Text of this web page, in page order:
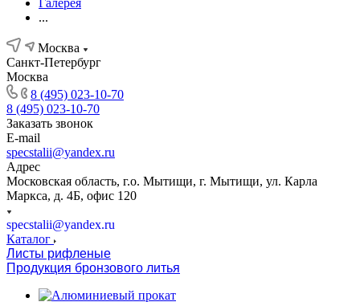
Галерея
...
Москва
Санкт-Петербург
Москва
8 (495) 023-10-70
8 (495) 023-10-70
Заказать звонок
E-mail
specstalii@yandex.ru
Адрес
Московская область, г.о. Мытищи, г. Мытищи, ул. Карла
Маркса, д. 4Б, офис 120
specstalii@yandex.ru
Каталог
Листы рифленые
Продукция бронзового литья